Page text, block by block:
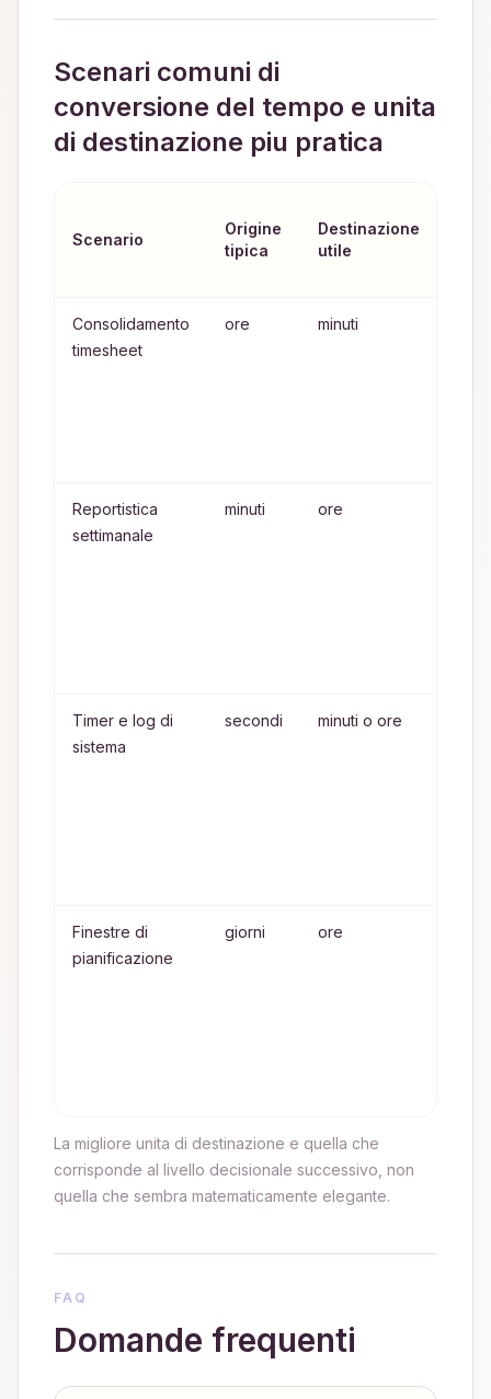
Scenari comuni di
conversione del tempo e unita
di destinazione piu pratica
Scenario
Origine
tipica
Destinazione
utile
Consolidamento
timesheet
ore minuti
Reportistica
settimanale
minuti ore
Timer e log di
sistema
secondi minuti o ore
Finestre di
pianificazione
giorni ore
La migliore unita di destinazione e quella che
corrisponde al livello decisionale successivo, non
quella che sembra matematicamente elegante.
FAQ
Domande frequenti